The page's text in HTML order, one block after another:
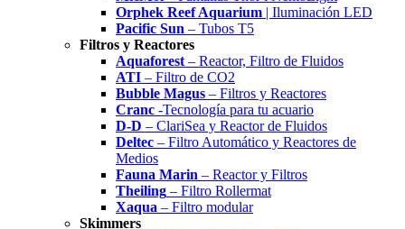
Orphek Reef Aquarium | Iluminación LED
Pacific Sun – Tubos T5
Filtros y Reactores
Aquaforest – Reactor, Filtro de Fluidos
ATI – Filtro de CO2
Bubble Magus – Filtros y Reactores
Cranc -Tecnología para tu acuario
D-D – ClariSea y Reactor de Fluidos
Deltec – Filtro Automático y Reactores de
Medios
Fauna Marin – Reactor y Filtros
Theiling – Filtro Rollermat
Xaqua – Filtro modular
Skimmers